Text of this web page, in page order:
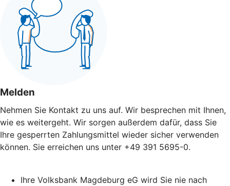
Melden
Nehmen Sie Kontakt zu uns auf. Wir besprechen mit Ihnen,
wie es weitergeht. Wir sorgen außerdem dafür, dass Sie
Ihre gesperrten Zahlungsmittel wieder sicher verwenden
können. Sie erreichen uns unter +49 391 5695-0.
Ihre Volksbank Magdeburg eG wird Sie nie nach